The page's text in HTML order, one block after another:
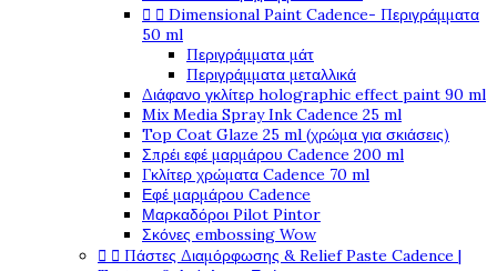
  Dimensional Paint Cadence- Περιγράμματα
50 ml
Περιγράμματα μάτ
Περιγράμματα μεταλλικά
Διάφανο γκλίτερ holographic effect paint 90 ml
Mix Media Spray Ink Cadence 25 ml
Top Coat Glaze 25 ml (χρώμα για σκιάσεις)
Σπρέι εφέ μαρμάρου Cadence 200 ml
Γκλίτερ χρώματα Cadence 70 ml
Εφέ μαρμάρου Cadence
Μαρκαδόροι Pilot Pintor
Σκόνες embossing Wow
  Πάστες Διαμόρφωσης & Relief Paste Cadence |